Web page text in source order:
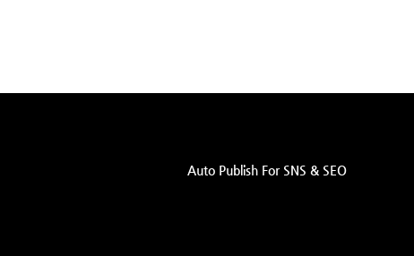
Auto Publish For SNS & SEO